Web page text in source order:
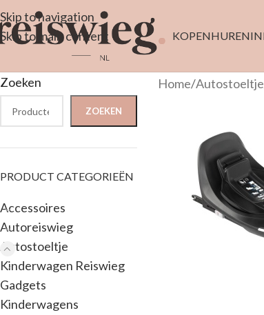
Skip to navigation
Skip to main content
KOPENHUREN
Zoeken
ZOEKEN
PRODUCT CATEGORIEËN
Accessoires
Autoreiswieg
Autostoeltje
Kinderwagen Reiswieg
Gadgets
Kinderwagens
Home/Autostoeltje